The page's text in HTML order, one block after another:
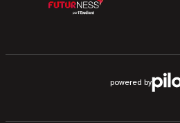
powered by